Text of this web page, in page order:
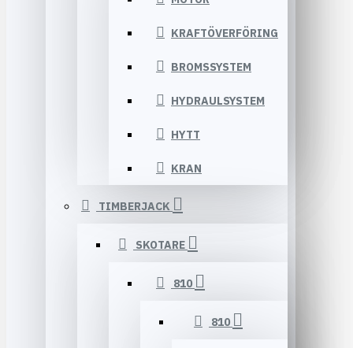
KRAFTÖVERFÖRING
BROMSSYSTEM
HYDRAULSYSTEM
HYTT
KRAN
TIMBERJACK
SKOTARE
810
810